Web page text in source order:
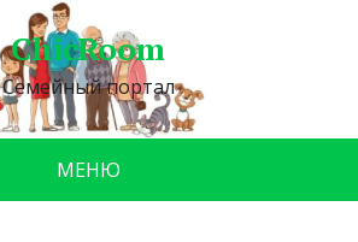
ChicRoom
Семейный портал
МЕНЮ